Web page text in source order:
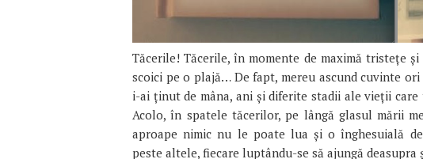
Tăcerile! Tăcerile, în momente de maximă tristețe
scoici pe o plajă… De fapt, mereu ascund cuvinte
i-ai ținut de mâna, ani și diferite stadii ale vieții
Acolo, în spatele tăcerilor, pe lângă glasul mării
aproape nimic nu le poate lua și o înghesuială
peste altele, fiecare luptându-se să ajungă